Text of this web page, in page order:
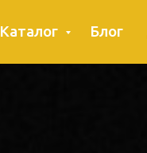
Каталог Блог